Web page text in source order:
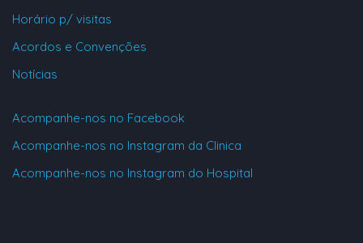
Horário p/ visitas
Acordos e Convenções
Notícias
Acompanhe-nos no Facebook
Acompanhe-nos no Instagram da Clinica
Acompanhe-nos no Instagram do Hospital